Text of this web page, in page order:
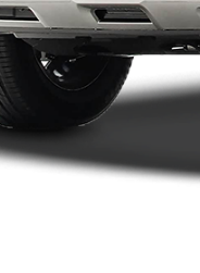
加入对比